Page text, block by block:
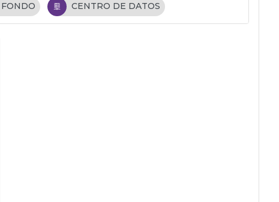
CENTRO DE DATOS